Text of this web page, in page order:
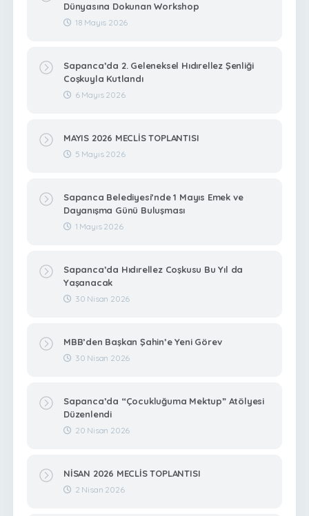
Dünyasına Dokunan Workshop
18 Mayıs 2026
Sapanca’da 2. Geleneksel Hıdırellez Şenliği
Coşkuyla Kutlandı
6 Mayıs 2026
MAYIS 2026 MECLİS TOPLANTISI
5 Mayıs 2026
Sapanca Belediyesi’nde 1 Mayıs Emek ve
Dayanışma Günü Buluşması
1 Mayıs 2026
Sapanca’da Hıdırellez Coşkusu Bu Yıl da
Yaşanacak
30 Nisan 2026
MBB’den Başkan Şahin’e Yeni Görev
30 Nisan 2026
Sapanca’da “Çocukluğuma Mektup” Atölyesi
Düzenlendi
20 Nisan 2026
NİSAN 2026 MECLİS TOPLANTISI
2 Nisan 2026